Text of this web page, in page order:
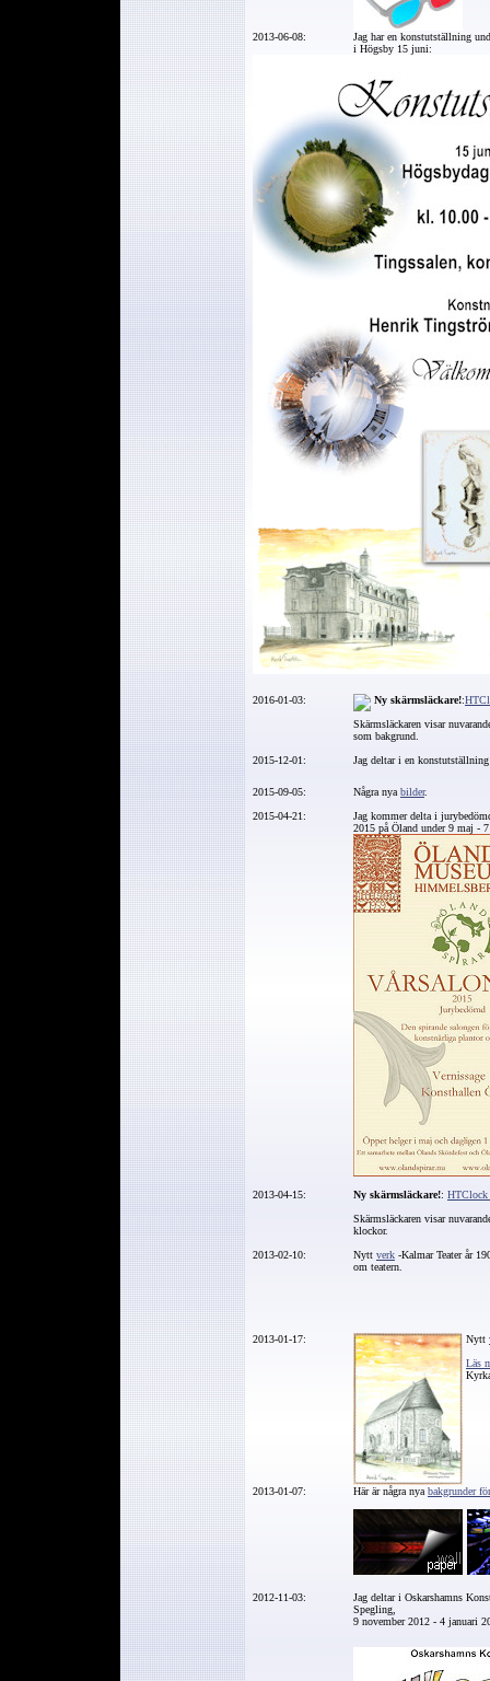
2013-06-08:
Jag har en konstutställning
i Högsby 15 juni:
2016-01-03: Ny skärmsläckare!:
Skärmsläckaren visar
som bakgrund.
2015-12-01:
Jag deltar i en
2015-09-05: Några nya bilder.
2015-04-21:
Jag kommer delta i
2015 på Öland under 9 maj -
2013-04-15: Ny skärmsläckare!: HTClock
Skärmsläckaren visar
klockor.
2013-02-10:
Nytt verk -Kalmar Teater år
om teatern.
2013-01-17: Nytt
Läs
2013-01-07: Här är några nya bakgrunder
2012-11-03:
Jag deltar i Oskarshamns
Spegling,
9 november 2012 - 4 januari